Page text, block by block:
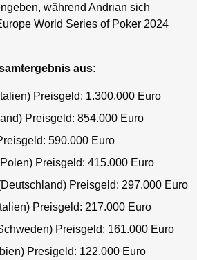
während Andrian sich
World Series of Poker 2024
aus:
Preisgeld: 1.300.000 Euro
Preisgeld: 854.000 Euro
590.000 Euro
Preisgeld: 415.000 Euro
Preisgeld: 297.000 Euro
Preisgeld: 217.000 Euro
Preisgeld: 161.000 Euro
Presigeld: 122.000 Euro